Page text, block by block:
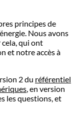
principes de
Nous avons
qui ont
et notre accès à
2 du référentiel
, en version
les questions, et